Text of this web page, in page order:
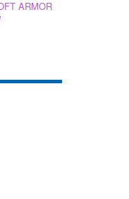
ARMOR